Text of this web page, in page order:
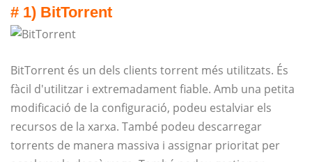
# 1) BitTorrent
BitTorrent és un dels clients torrent més utilitzats. És
fàcil d'utilitzar i extremadament fiable. Amb una petita
modificació de la configuració, podeu estalviar els
recursos de la xarxa. També podeu descarregar
torrents de manera massiva i assignar prioritat per